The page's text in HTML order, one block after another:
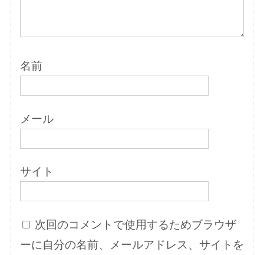
名前
メール
サイト
次回のコメントで使用するためブラウザ
ーに自分の名前、メールアドレス、サイトを